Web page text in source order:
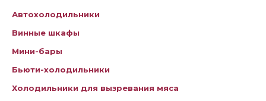
Автохолодильники
Винные шкафы
Мини-бары
Бьюти-холодильники
Холодильники для вызревания мяса